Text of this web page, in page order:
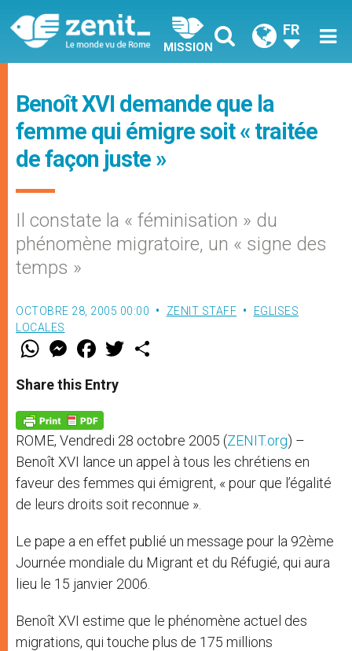
MISSION
FR
Benoît XVI demande que la
femme qui émigre soit « traitée
de façon juste »
Il constate la « féminisation » du
phénomène migratoire, un « signe des
temps »
OCTOBRE 28, 2005 00:00 ZENIT STAFF
EGLISES
LOCALES
W
t
s
p
p
M
e
s
e
g
e
r
F
a
e
b
o
k
w
Share this Entry
ROME, Vendredi 28 octobre 2005 (ZENIT.org) –
Benoît XVI lance un appel à tous les chrétiens en
faveur des femmes qui émigrent, « pour que l’égalité
de leurs droits soit reconnue ».
Le pape a en effet publié un message pour la 92ème
Journée mondiale du Migrant et du Réfugié, qui aura
lieu le 15 janvier 2006.
Benoît XVI estime que le phénomène actuel des
migrations, qui touche plus de 175 millions